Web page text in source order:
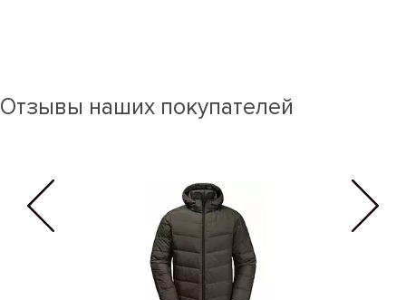
Отзывы наших покупателей